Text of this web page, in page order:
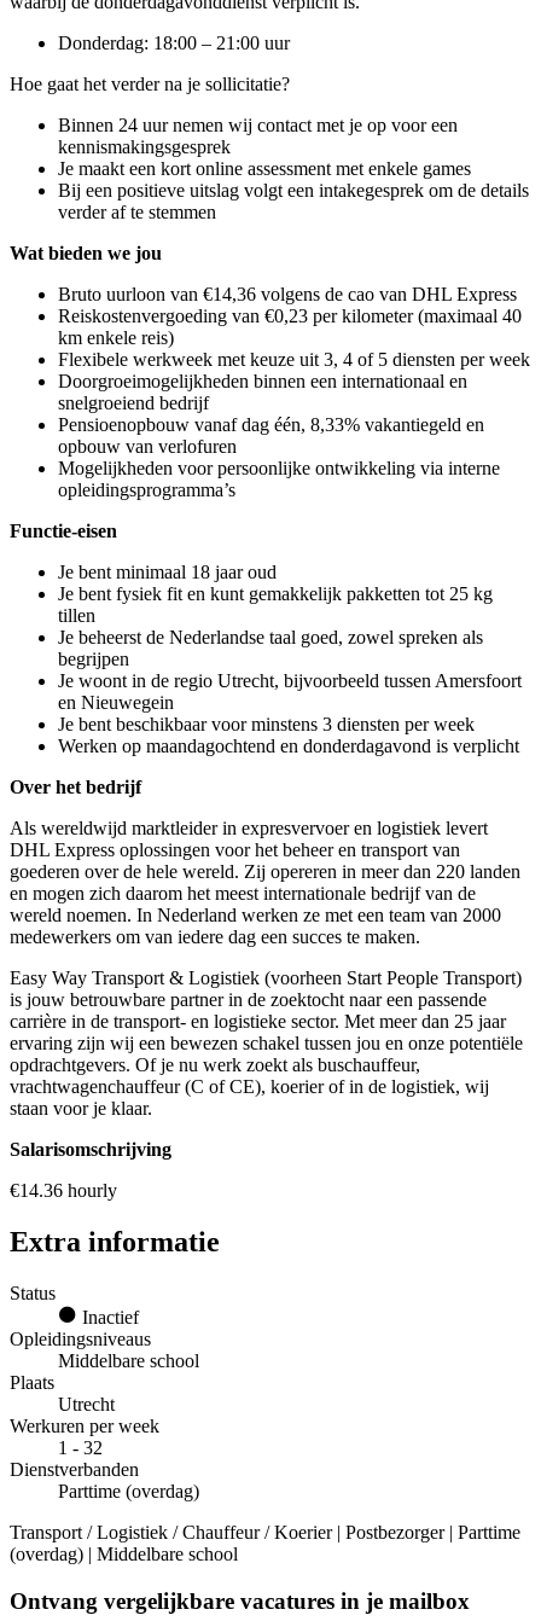
Donderdag: 18:00 – 21:00 uur
Hoe gaat het verder na je sollicitatie?
Binnen 24 uur nemen wij contact met je op voor een
kennismakingsgesprek
Je maakt een kort online assessment met enkele games
Bij een positieve uitslag volgt een intakegesprek om de details
verder af te stemmen
Wat bieden we jou
Bruto uurloon van €14,36 volgens de cao van DHL Express
Reiskostenvergoeding van €0,23 per kilometer (maximaal 40
km enkele reis)
Flexibele werkweek met keuze uit 3, 4 of 5 diensten per week
Doorgroeimogelijkheden binnen een internationaal en
snelgroeiend bedrijf
Pensioenopbouw vanaf dag één, 8,33% vakantiegeld en
opbouw van verlofuren
Mogelijkheden voor persoonlijke ontwikkeling via interne
opleidingsprogramma’s
Functie-eisen
Je bent minimaal 18 jaar oud
Je bent fysiek fit en kunt gemakkelijk pakketten tot 25 kg
tillen
Je beheerst de Nederlandse taal goed, zowel spreken als
begrijpen
Je woont in de regio Utrecht, bijvoorbeeld tussen Amersfoort
en Nieuwegein
Je bent beschikbaar voor minstens 3 diensten per week
Werken op maandagochtend en donderdagavond is verplicht
Over het bedrijf
Als wereldwijd marktleider in expresvervoer en logistiek levert
DHL Express oplossingen voor het beheer en transport van
goederen over de hele wereld. Zij opereren in meer dan 220 landen
en mogen zich daarom het meest internationale bedrijf van de
wereld noemen. In Nederland werken ze met een team van 2000
medewerkers om van iedere dag een succes te maken.
Easy Way Transport & Logistiek (voorheen Start People Transport)
is jouw betrouwbare partner in de zoektocht naar een passende
carrière in de transport- en logistieke sector. Met meer dan 25 jaar
ervaring zijn wij een bewezen schakel tussen jou en onze potentiële
opdrachtgevers. Of je nu werk zoekt als buschauffeur,
vrachtwagenchauffeur (C of CE), koerier of in de logistiek, wij
staan voor je klaar.
Salarisomschrijving
€14.36 hourly
Extra informatie
Status
Inactief
Opleidingsniveaus
Middelbare school
Plaats
Utrecht
Werkuren per week
1 - 32
Dienstverbanden
Parttime (overdag)
Transport / Logistiek / Chauffeur / Koerier | Postbezorger | Parttime
(overdag) | Middelbare school
Ontvang vergelijkbare vacatures in je mailbox